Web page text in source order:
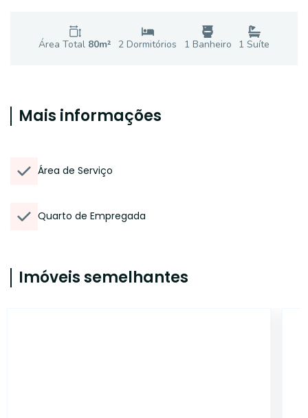
Área Total 80m² 2 Dormitórios 1 Banheiro 1 Suíte
Mais informações
Área de Serviço
Quarto de Empregada
Imóveis semelhantes